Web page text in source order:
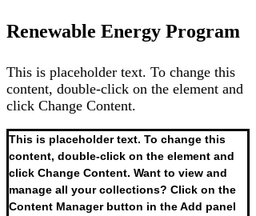
Renewable Energy Program
This is placeholder text. To change this
content, double-click on the element and
click Change Content.
This is placeholder text. To change this
content, double-click on the element and
click Change Content. Want to view and
manage all your collections? Click on the
Content Manager button in the Add panel